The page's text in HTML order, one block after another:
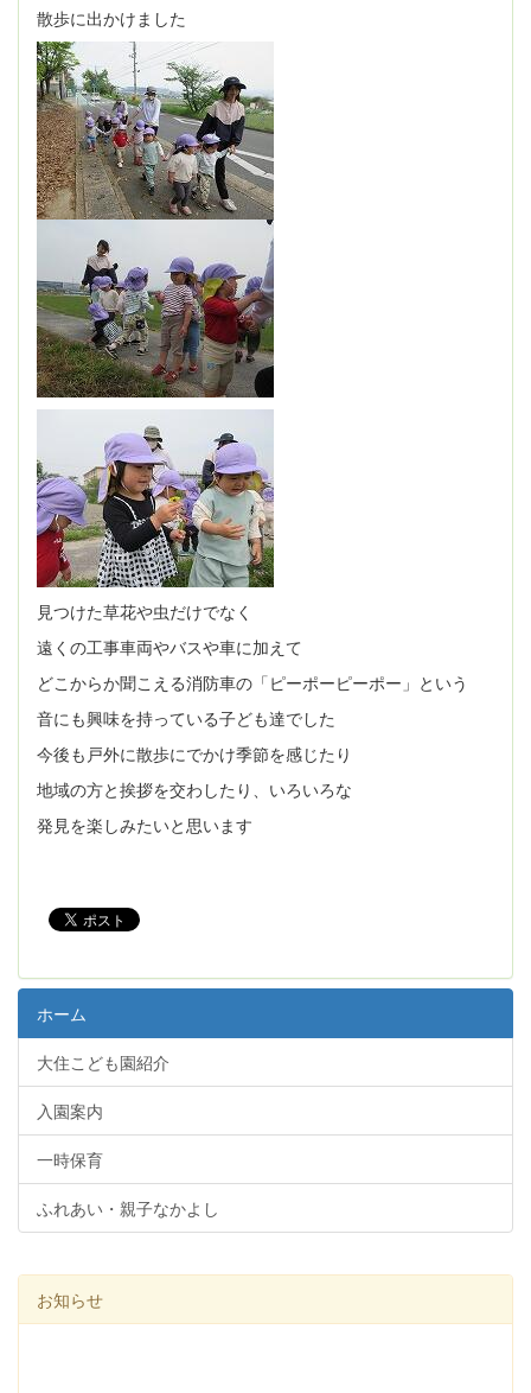
散歩に出かけました
見つけた草花や虫だけでなく
遠くの工事車両やバスや車に加えて
どこからか聞こえる消防車の「ピーポーピーポー」という
音にも興味を持っている子ども達でした
今後も戸外に散歩にでかけ季節を感じたり
地域の方と挨拶を交わしたり、いろいろな
発見を楽しみたいと思います
ホーム
大住こども園紹介
入園案内
一時保育
ふれあい・親子なかよし
お知らせ